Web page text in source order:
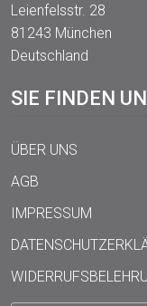
Leienfelsstr. 28
81243 München
Deutschland
SIE FINDEN
ÜBER UNS
AGB
IMPRESSUM